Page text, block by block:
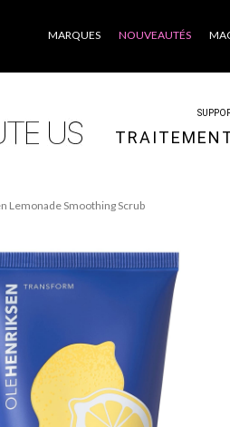
MARQUES NOUVEAUTÉS
Lemonade Smoothing Scrub